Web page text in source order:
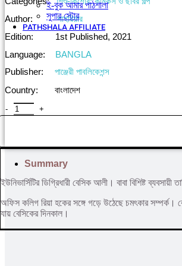
ই-বুক আমার পাঠশালা
সুপার ‍স্টোর
PATHSHALA AFFILIATE
220.
175.
Author:
শাহরিয়ার
Edition:
1st Published, 2021
Language:
BANGLA
Publisher:
পাঞ্জেরী পাবলিকেশন্স
Country:
বাংলাদেশ
আলী-১৩ quantity
Summary
ইউনিভার্সিটির ডিগ্রিধারী বেসিক আলী। বাবা বিশিষ্ট
অফিস কলিগ রিয়া হকের সঙ্গে গড়ে উঠেছে চমৎকার সম্পর্ক।
যায় বেসিকের দিনকাল।